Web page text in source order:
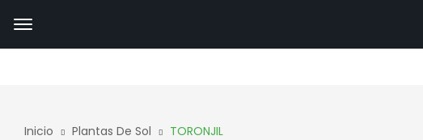
Inicio Plantas De Sol TORONJIL